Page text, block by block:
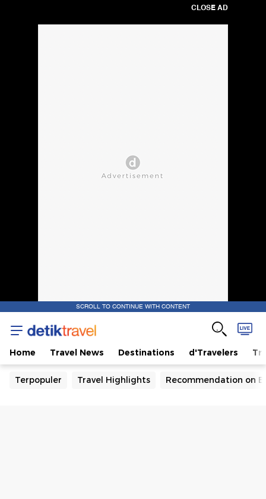
CLOSE AD
SCROLL TO CONTINUE WITH CONTENT
Home Travel News Destinations d'Travelers
Terpopuler Travel Highlights Recommendation on